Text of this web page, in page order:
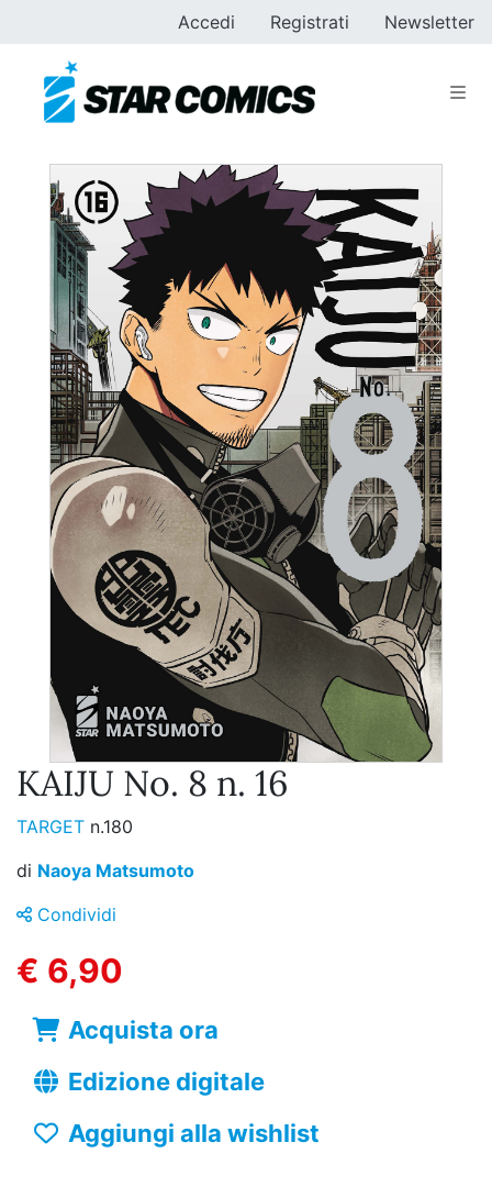
Accedi Registrati Newsletter
KAIJU No. 8 n. 16
TARGET n.180
di Naoya Matsumoto
Condividi
€ 6,90
Acquista ora
Edizione digitale
Aggiungi alla wishlist